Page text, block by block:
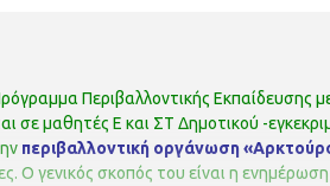
Περιβαλλοντικής Εκπαίδευσης
σε μαθητές Ε και ΣΤ Δημοτικού -
περιβαλλοντική οργάνωση
Ο γενικός σκοπός του είναι η